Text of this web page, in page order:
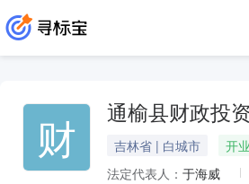
财 通榆县财政投
吉林省 | 白城市
开业
法定代表人： 于海威